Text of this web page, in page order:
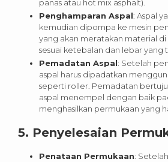
panas atau hot mix asphalt).
Penghamparan Aspal: Aspal
kemudian dipompa ke mesin
yang akan meratakan material
sesuai ketebalan dan lebar yang
Pemadatan Aspal: Setelah
aspal harus dipadatkan
seperti roller. Pemadatan
aspal menempel dengan baik
menghasilkan permukaan yang
5. Penyelesaian
Penataan Permukaan: